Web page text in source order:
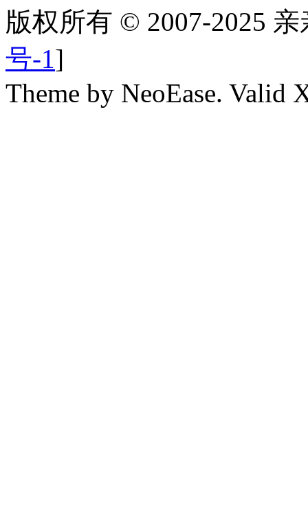
版权所有 © 2007-2025
号-1]
Theme by NeoEase. Valid